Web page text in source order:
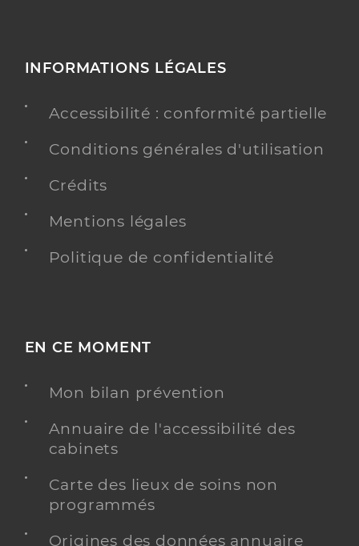
INFORMATIONS LÉGALES
Accessibilité : conformité partielle
Conditions générales d'utilisation
Crédits
Mentions légales
Politique de confidentialité
EN CE MOMENT
Mon bilan prévention
Annuaire de l'accessibilité des
cabinets
Carte des lieux de soins non
programmés
Origines des données annuaire